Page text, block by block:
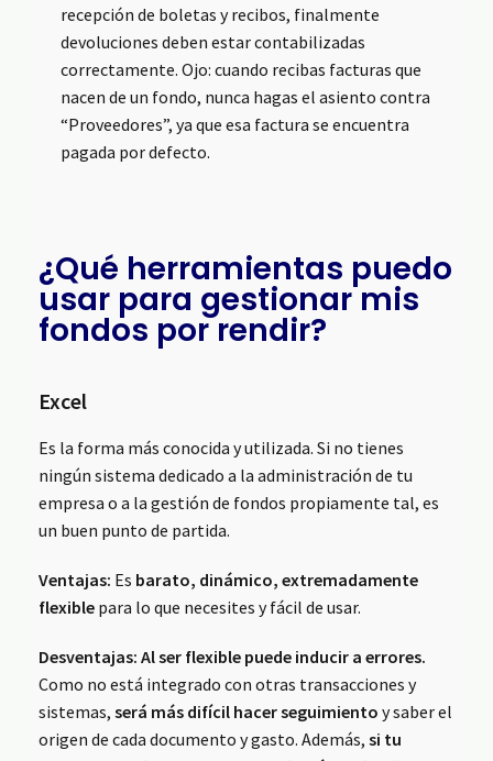
recepción de boletas y recibos, finalmente
devoluciones deben estar contabilizadas
correctamente. Ojo: cuando recibas facturas que
nacen de un fondo, nunca hagas el asiento contra
“Proveedores”, ya que esa factura se encuentra
pagada por defecto.
¿Qué herramientas puedo
usar para gestionar mis
fondos por rendir?
Excel
Es la forma más conocida y utilizada. Si no tienes
ningún sistema dedicado a la administración de tu
empresa o a la gestión de fondos propiamente tal, es
un buen punto de partida.
Ventajas: Es barato, dinámico, extremadamente
flexible para lo que necesites y fácil de usar.
Desventajas: Al ser flexible puede inducir a errores.
Como no está integrado con otras transacciones y
sistemas, será más difícil hacer seguimiento y saber el
origen de cada documento y gasto. Además, si tu